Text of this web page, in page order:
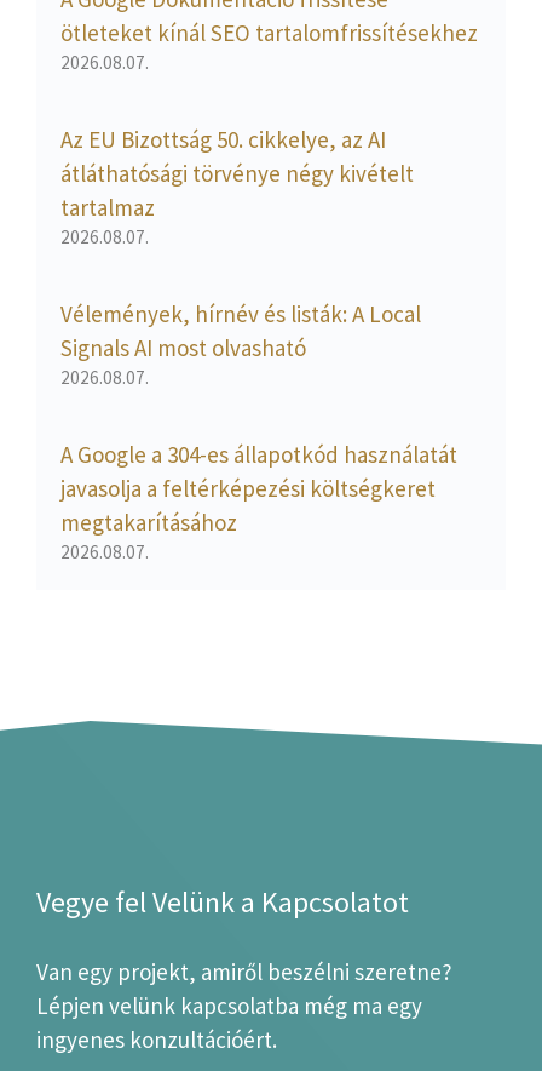
ötleteket kínál SEO tartalomfrissítésekhez
2026.08.07.
Az EU Bizottság 50. cikkelye, az AI
átláthatósági törvénye négy kivételt
tartalmaz
2026.08.07.
Vélemények, hírnév és listák: A Local
Signals AI most olvasható
2026.08.07.
A Google a 304-es állapotkód használatát
javasolja a feltérképezési költségkeret
megtakarításához
2026.08.07.
Vegye fel Velünk a Kapcsolatot
Van egy projekt, amiről beszélni szeretne?
Lépjen velünk kapcsolatba még ma egy
ingyenes konzultációért.